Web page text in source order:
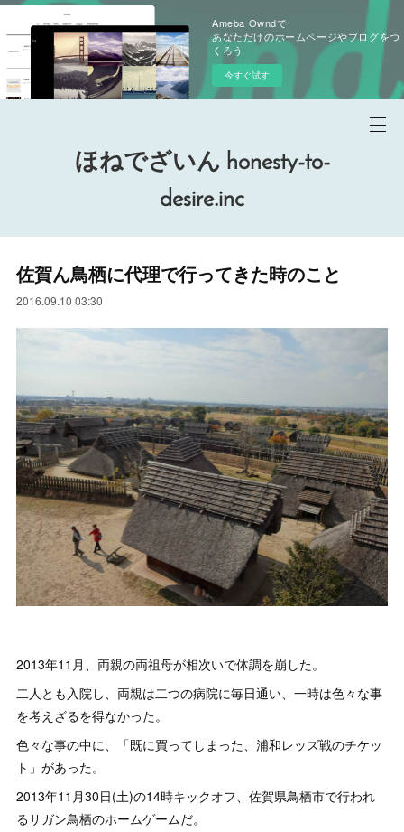
Ameba Owndで
あなただけのホームページやブログをつ
くろう
今すぐ試す
ほねでざいん honesty-to-
desire.inc
佐賀ん鳥栖に代理で行ってきた時のこと
2016.09.10 03:30
2013年11月、両親の両祖母が相次いで体調を崩した。
二人とも入院し、両親は二つの病院に毎日通い、一時は色々な事
を考えざるを得なかった。
色々な事の中に、「既に買ってしまった、浦和レッズ戦のチケッ
ト」があった。
2013年11月30日(土)の14時キックオフ、佐賀県鳥栖市で行われ
るサガン鳥栖のホームゲームだ。